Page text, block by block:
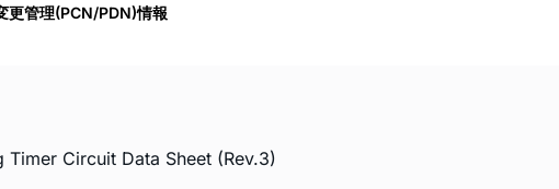
更管理(PCN/PDN)情報
Circuit Data Sheet (Rev.3)